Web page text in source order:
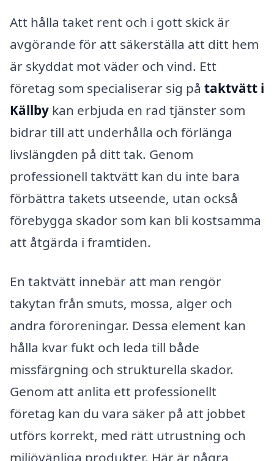
Att hålla taket rent och i gott skick är
avgörande för att säkerställa att ditt hem
är skyddat mot väder och vind. Ett
företag som specialiserar sig på taktvätt i
Källby kan erbjuda en rad tjänster som
bidrar till att underhålla och förlänga
livslängden på ditt tak. Genom
professionell taktvätt kan du inte bara
förbättra takets utseende, utan också
förebygga skador som kan bli kostsamma
att åtgärda i framtiden.
En taktvätt innebär att man rengör
takytan från smuts, mossa, alger och
andra föroreningar. Dessa element kan
hålla kvar fukt och leda till både
missfärgning och strukturella skador.
Genom att anlita ett professionellt
företag kan du vara säker på att jobbet
utförs korrekt, med rätt utrustning och
miljövänliga produkter. Här är några